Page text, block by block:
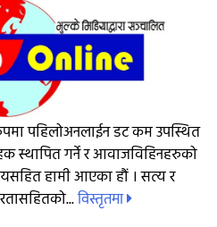
पहिलोअनलाईन डट कम उपस्थित
स्थापित गर्ने र आवाजविहिनहरुको
हामी आएका हौं । सत्य र
विस्तृतमा